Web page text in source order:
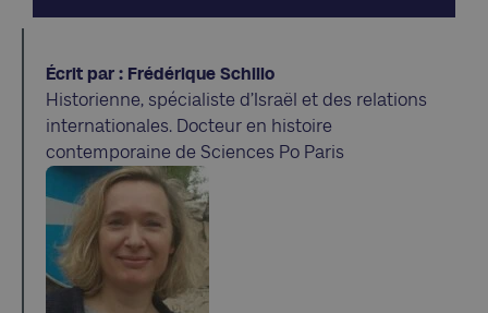
Écrit par : Frédérique Schillo
Historienne, spécialiste d’Israël et des relations
internationales. Docteur en histoire
contemporaine de Sciences Po Paris